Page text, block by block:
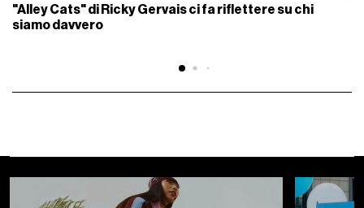
"Alley Cats" di Ricky Gervais ci fa riflettere su chi
siamo davvero